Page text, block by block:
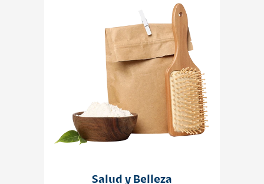
Salud y Belleza